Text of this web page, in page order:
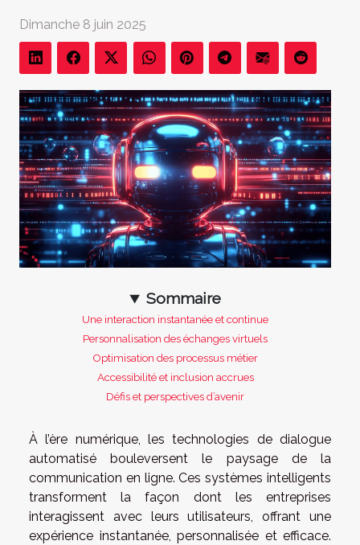
Dimanche 8 juin 2025
Sommaire
Une interaction instantanée et continue
Personnalisation des échanges virtuels
Optimisation des processus métier
Accessibilité et inclusion accrues
Défis et perspectives d’avenir
À l’ère numérique, les technologies de dialogue
automatisé bouleversent le paysage de la
communication en ligne. Ces systèmes intelligents
transforment la façon dont les entreprises
interagissent avec leurs utilisateurs, offrant une
expérience instantanée, personnalisée et efficace.